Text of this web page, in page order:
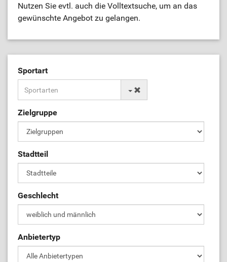
Kontakt
Nutzen Sie evtl. auch die Volltextsuche, um an das
gewünschte Angebot zu gelangen.
Sportart
Zielgruppe
Stadtteil
Geschlecht
Anbietertyp